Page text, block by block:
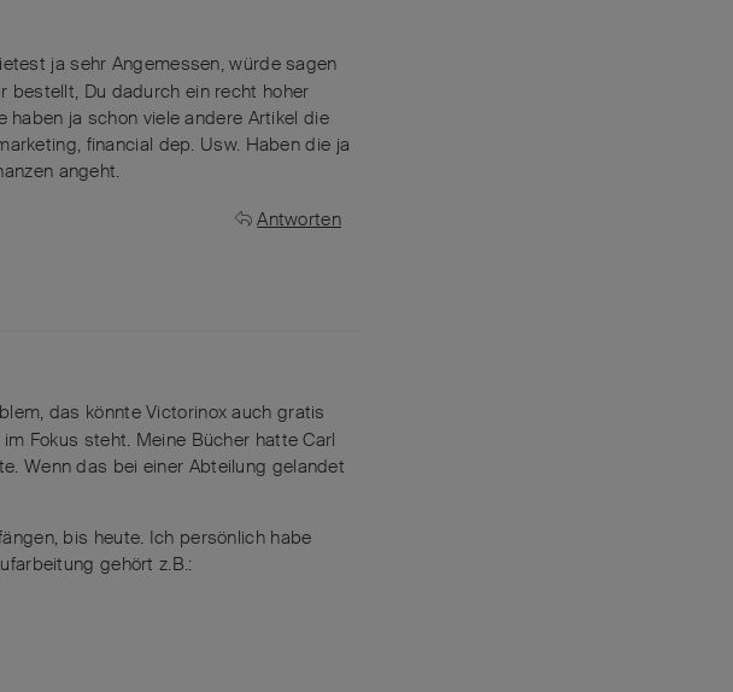
ja sehr Angemessen, würde sagen
bestellt, Du dadurch ein recht hoher
ja schon viele andere Artikel die
financial dep. Usw. Haben die ja
angeht.
Antworten
das könnte Victorinox auch gratis
Fokus steht. Meine Bücher hatte Carl
Wenn das bei einer Abteilung gelandet
bis heute. Ich persönlich habe
gehört z.B.: